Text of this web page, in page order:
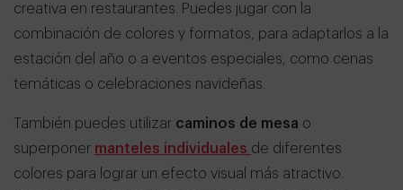
creativa en restaurantes. Puedes jugar con la
combinación de colores y formatos, para adaptarlos a la
estación del año o a eventos especiales, como cenas
temáticas o celebraciones navideñas.
También puedes utilizar caminos de mesa o
superponer manteles individuales de diferentes
colores para lograr un efecto visual más atractivo.